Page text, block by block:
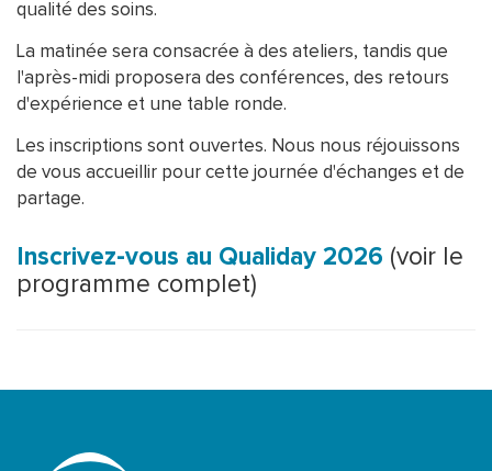
qualité des soins.
La matinée sera consacrée à des ateliers, tandis que
l'après-midi proposera des conférences, des retours
d'expérience et une table ronde.
Les inscriptions sont ouvertes. Nous nous réjouissons
de vous accueillir pour cette journée d'échanges et de
partage.
Inscrivez-vous au Qualiday 2026 (voir le
programme complet)